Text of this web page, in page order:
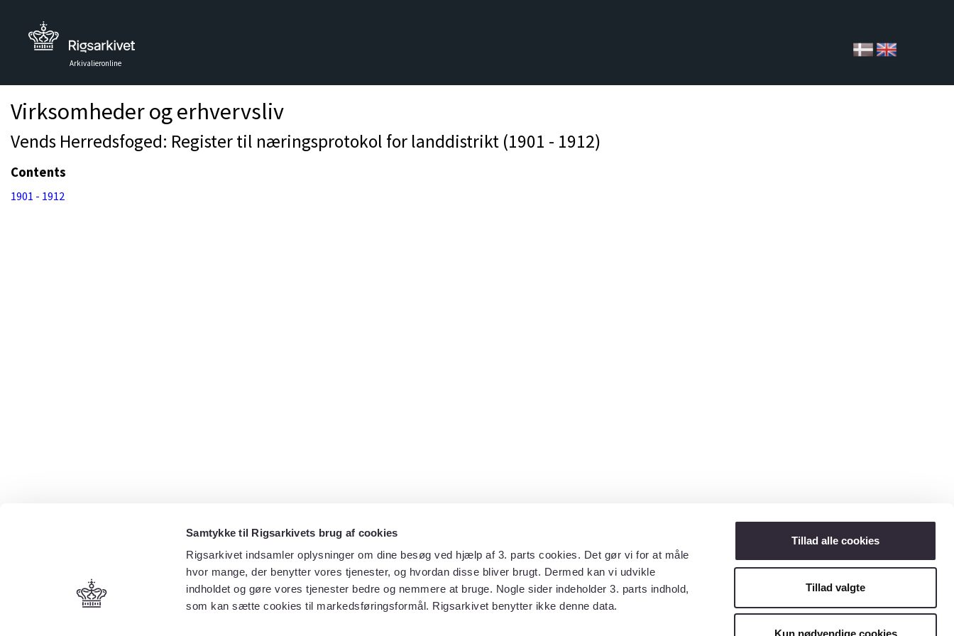
Samtykke til Rigsarkivets brug af cookies
Rigsarkivet indsamler oplysninger om dine besøg ved hjælp af 3. parts cookies. Det gør vi for at måle
hvor mange, der benytter vores tjenester, og hvordan disse bliver brugt. Dermed kan vi udvikle
indholdet og gøre vores tjenester bedre og nemmere at bruge. Nogle sider indeholder 3. parts indhold,
som kan sætte cookies til markedsføringsformål. Rigsarkivet benytter ikke denne data.
Tillad alle cookies
Tillad valgte
Kun nødvendige cookies
Arkivalieronline
Virksomheder og erhvervsliv
Vends Herredsfoged: Register til næringsprotokol for landdistrikt (1901 - 1912)
Contents
1901 - 1912